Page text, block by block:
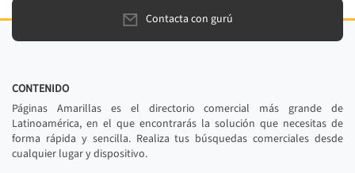
Contacta con gurú
CONTENIDO
Páginas Amarillas es el directorio comercial más grande de
Latinoamérica, en el que encontrarás la solución que necesitas de
forma rápida y sencilla. Realiza tus búsquedas comerciales desde
cualquier lugar y dispositivo.